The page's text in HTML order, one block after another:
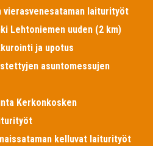
vierasvenesataman laiturityöt
Lehtoniemen uuden (2 km)
ja upotus
asuntomessujen
Kerkonkosken
kelluvat laiturityöt